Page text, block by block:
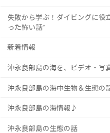
失敗から学ぶ！ダイビングに役
った怖い話”
新着情報
沖永良部島の海を、ビデオ・写
沖永良部島の海中生物＆生態の
沖永良部島の海情報♪
沖永良部島の生態の話